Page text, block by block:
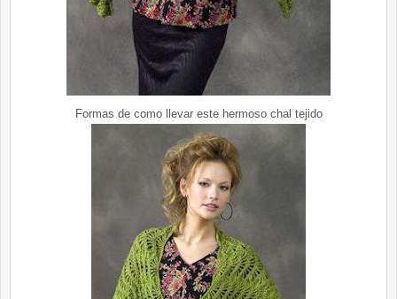
Formas de como llevar este hermoso chal tejido